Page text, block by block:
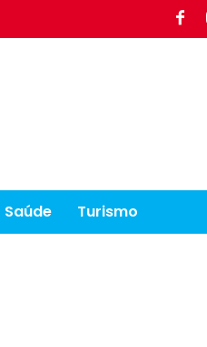
Saúde Turismo